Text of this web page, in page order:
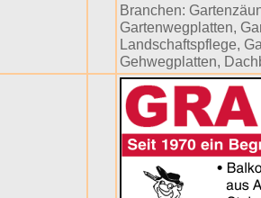
Branchen:
Gartenwegplatten,
Landschaftspflege,
Gehwegplatten,